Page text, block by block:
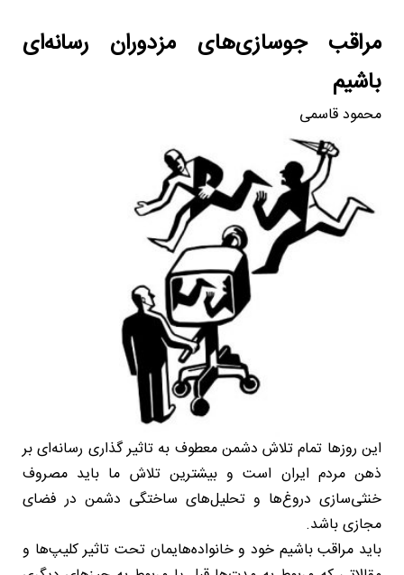
مراقب جوسازی‌های مزدوران رسانه‌ای
باشیم
محمود قاسمی
این روزها تمام تلاش دشمن معطوف به تاثیر گذاری رسانه‌ای بر
ذهن مردم ایران است و بیشترین تلاش ما باید مصروف
خنثی‌سازی دروغ‌ها و تحلیل‌های ساختگی دشمن در فضای
مجازی باشد.
باید مراقب باشیم خود و خانواده‌هایمان تحت تاثیر کلیپ‌ها و